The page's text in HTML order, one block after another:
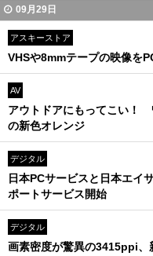
09月29日
アスキーストア
VHSや8mmテープの映像を
AV
アウトドアにもってこい！
の新色オレンジ
デジタル
日本PCサービスと日本エイ
ポートサービス開始
デジタル
画素密度が驚異の3415ppi、